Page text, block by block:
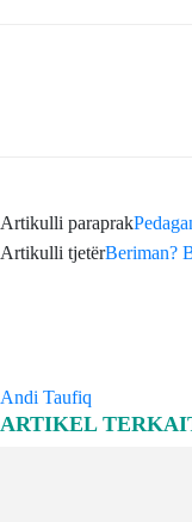
Artikulli paraprak
Artikulli tjetërBeriman?
Andi Taufiq
ARTIKEL